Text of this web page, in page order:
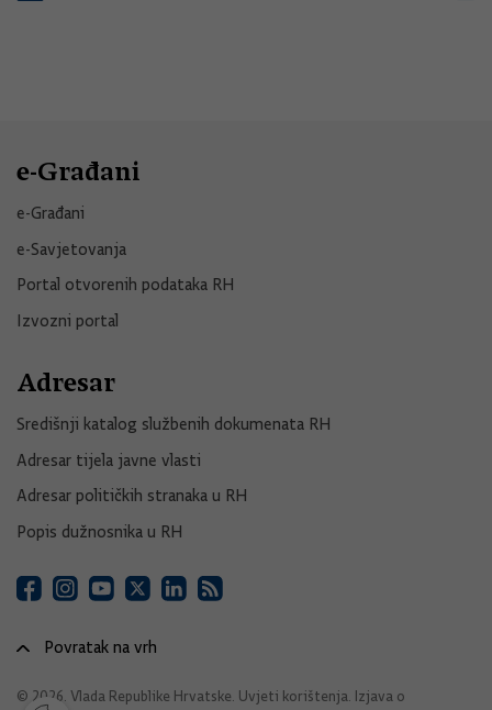
e-Građani
e-Građani
e-Savjetovanja
Portal otvorenih podataka RH
Izvozni portal
Adresar
Središnji katalog službenih dokumenata RH
Adresar tijela javne vlasti
Adresar političkih stranaka u RH
Popis dužnosnika u RH
Povratak na vrh
© 2026. Vlada Republike Hrvatske. Uvjeti korištenja Izjava o